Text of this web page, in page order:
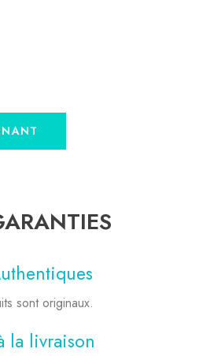
sont originaux.
la livraison